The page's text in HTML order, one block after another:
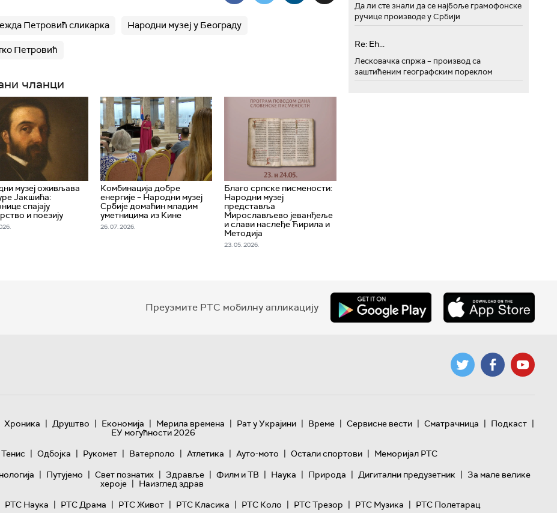
Петровић сликарка Народни музеј у Београду
Петровић
чланци
музеј оживљава
Јакшића:
спајају
и поезију
Комбинација добре
енергије – Народни музеј
Србије домаћин младим
уметницима из Кине
26. 07. 2026.
Благо српске писмености:
Народни музеј
представља
Мирослављево јеванђеље
и слави наслеђе Ћирила и
Методија
23. 05. 2026.
Да ли сте знали да се најбоље грамофонске
ручице производе у Србији
Re: Eh...
Лесковачка спржа – производ са
заштићеним географским пореклом
Преузмите РТС мобилну апликацију
Хроника | Друштво | Економија | Мерила времена | Рат у Украјини | Време | Сервисне вести | Сматрачница | Подкаст |
ЕУ могућности 2026
Тенис | Одбојка | Рукомет | Ватерполо | Атлетика | Ауто-мото | Остали спортови | Меморијал РТС
| Путујемо | Свет познатих | Здравље | Филм и ТВ | Наука | Природа | Дигитални предузетник | За мале велике
хероје | Наизглед здрав
РТС Наука | РТС Драма | РТС Живот | РТС Класика | РТС Коло | РТС Трезор | РТС Музика | РТС Полетарац